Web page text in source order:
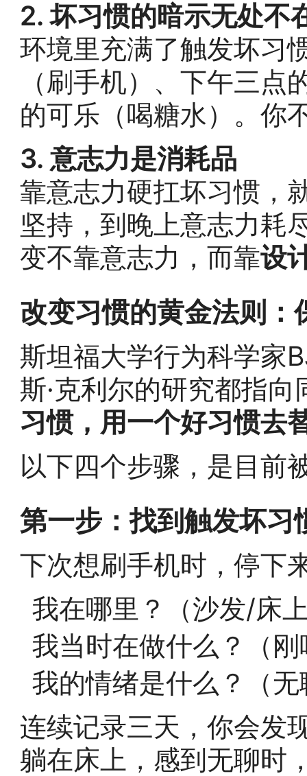
2. 坏习惯的暗示无处不
环境里充满了触发坏习
（刷手机）、下午三
的可乐（喝糖水）。你
3. 意志力是消耗品
靠意志力硬扛坏习惯，
坚持，到晚上意志力耗
变不靠意志力，而靠设
改变习惯的黄金法则：
斯坦福大学行为科学家
斯·克利尔的研究都指
习惯，用一个好习惯去
以下四个步骤，是目前
第一步：找到触发坏习
下次想刷手机时，停下
我在哪里？（沙发/床
我当时在做什么？（
我的情绪是什么？（
连续记录三天，你会发
躺在床上，感到无聊时